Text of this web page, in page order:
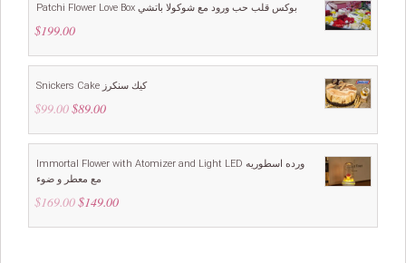
Patchi Flower Love Box بوكس قلب حب ورود مع شوكولا باتشي
$199.00
Snickers Cake كيك سنكرز
$99.00 Original
was:
$89.00Current
is:
Immortal Flower with Atomizer and Light LED ورده اسطوريه
مع معطر و ضوء
$169.00 Original
was:
$149.00Current
is: